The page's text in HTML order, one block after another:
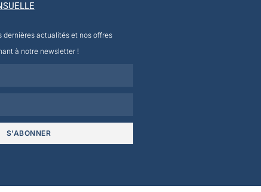
dernières actualités et nos offres
à notre newsletter !
S'ABONNER